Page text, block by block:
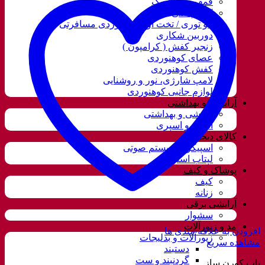
کوله پشتی
ننو توری / تخت آویز کوهنوردی مسافرتی
دوربین شکاری
زنجیر کفش ( کرامپون )
عصای کوهنوردی
کفش کوهنوردی
لامپ شارژی، نور و روشنایی
لوازم جانبی کوهنوردی
آرایشی و بهداشتی
آرایشی و بهداشتی
ادکلن و اسپری
کالای دیجیتال
اسپیکر و سیستم صوتی
لپتاب استوک
پوشاک و کیف
کیف
زنانه
آرایشی برقی
سشوار
مد و زیورآلات
زیورآلات و بدلیجات
دستبند
گردنبند و ست
افزودن به علاقه مندی ها
مشاهده سریع
پاپ کورن ساز